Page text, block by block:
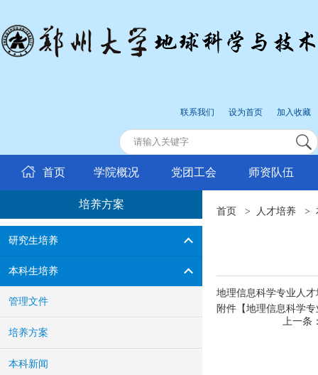
联系我们 设为首页 加入收藏
首页 学院概况 党团工会 师资队伍
培养方案
研究生培养
本科生培养
管理文件
培养方案
本科新闻
首页 > 人才培养 >
地理信息科学专业人
附件【地理信息科学专
上一条